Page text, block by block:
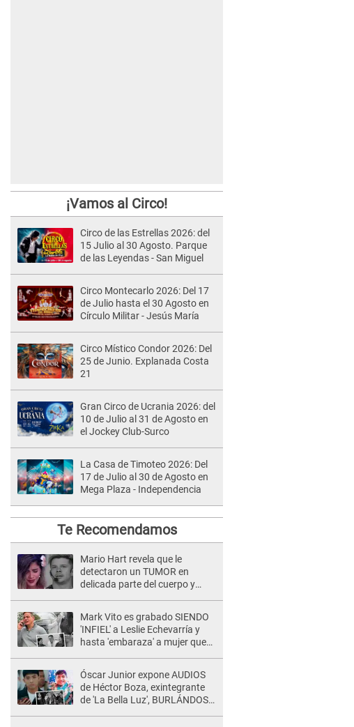
¡Vamos al Circo!
Circo de las Estrellas 2026: del
15 Julio al 30 Agosto. Parque
de las Leyendas - San Miguel
Circo Montecarlo 2026: Del 17
de Julio hasta el 30 Agosto en
Círculo Militar - Jesús María
Circo Místico Condor 2026: Del
25 de Junio. Explanada Costa
21
Gran Circo de Ucrania 2026: del
10 de Julio al 31 de Agosto en
el Jockey Club-Surco
La Casa de Timoteo 2026: Del
17 de Julio al 30 de Agosto en
Mega Plaza - Independencia
Te Recomendamos
Mario Hart revela que le
detectaron un TUMOR en
delicada parte del cuerpo y
Mark Vito es grabado SIENDO
'INFIEL' a Leslie Echevarría y
hasta 'embaraza' a mujer que
desgraciado! "
Óscar Junior expone AUDIOS
de Héctor Boza, exintegrante
de 'La Bella Luz', BURLÁNDOSE